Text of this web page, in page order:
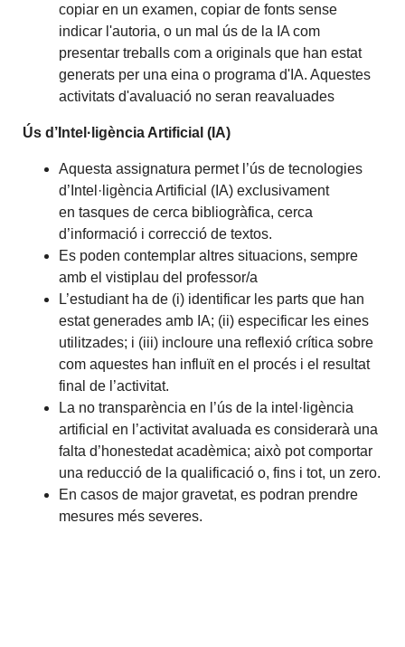
copiar en un examen, copiar de fonts sense
indicar l'autoria, o un mal ús de la IA com
presentar treballs com a originals que han estat
generats per una eina o programa d'IA. Aquestes
activitats d'avaluació no seran reavaluades
Ús d’Intel·ligència Artificial (IA)
Aquesta assignatura permet l’ús de tecnologies
d’Intel·ligència Artificial (IA) exclusivament
en tasques de cerca bibliogràfica, cerca
d’informació i correcció de textos.
Es poden contemplar altres situacions, sempre
amb el vistiplau del professor/a
L’estudiant ha de (i) identificar les parts que han
estat generades amb IA; (ii) especificar les eines
utilitzades; i (iii) incloure una reflexió crítica sobre
com aquestes han influït en el procés i el resultat
final de l’activitat.
La no transparència en l’ús de la intel·ligència
artificial en l’activitat avaluada es considerarà una
falta d’honestedat acadèmica; això pot comportar
una reducció de la qualificació o, fins i tot, un zero.
En casos de major gravetat, es podran prendre
mesures més severes.